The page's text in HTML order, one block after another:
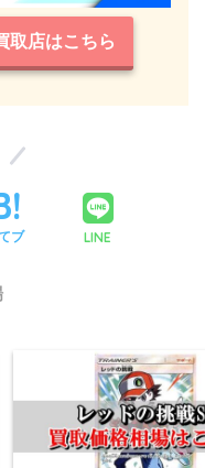
取店はこちら
ブ LINE